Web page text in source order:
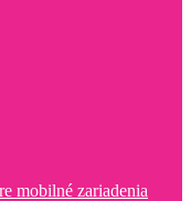
mobilné zariadenia